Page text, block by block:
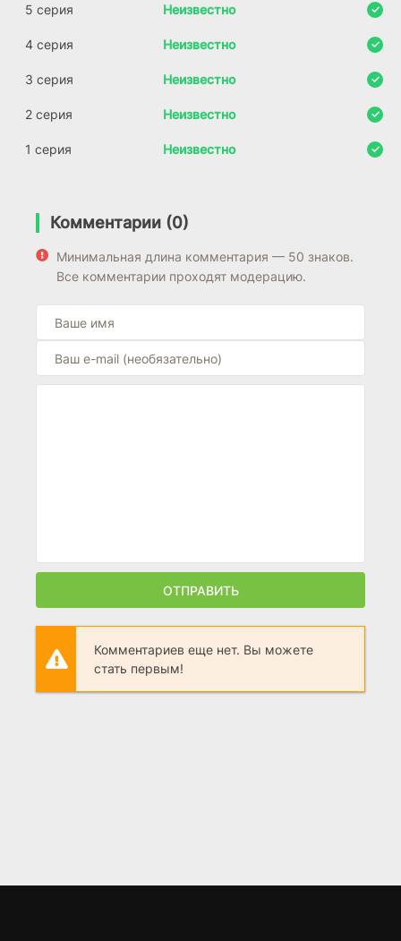
5 серия Неизвестно
4 серия Неизвестно
3 серия Неизвестно
2 серия Неизвестно
1 серия Неизвестно
Комментарии (0)
Минимальная длина комментария — 50 знаков.
Все комментарии проходят модерацию.
ОТПРАВИТЬ
Комментариев еще нет. Вы можете
стать первым!